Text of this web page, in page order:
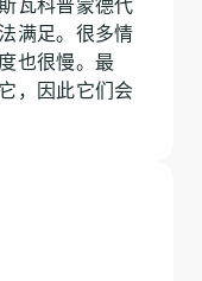
满足。很多情
也很慢。最
，因此它们会